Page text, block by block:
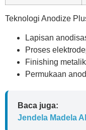
Teknologi Anodize
Lapisan
Proses
Finishing
Permukaan
Baca juga:
Jendela Madela